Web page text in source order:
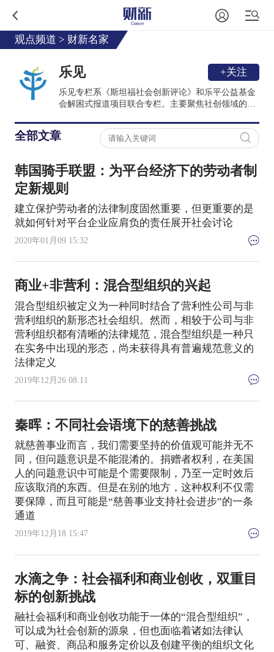
观点频道 > 财新名家
乐见 +关注
乐见专栏系《斯坦福社会创新评论》和乐平公益基金
会解困式报道项目联合专栏。主要聚焦社创领域的前
福大学PACS中心出版，屡获麦琪最佳季刊奖，其中文
版由北京乐平公益基金会于2017年引进中国。《乐见
岛》定位解困式报道，是乐平公益基金会官方公号。
两者共同致力于借鉴全球伙伴先进经验，推动创新思
维的碰撞，构建中国本土化的社创知识体系。
全部文章
韩国骑手联盟：为平台经济下的劳动者制
定新规则
建立保护劳动者的法律制度固然重要，但更重要的是
就如何针对平台企业应肩负的责任展开社会讨论
2020年01月09 15:32
商业+非营利：混合型组织的兴起
混合型组织被定义为一种同时结合了营利性公司与非
营利组织的新形态社会组织。然而，相较于公司与非
营利组织都有清晰的法律规范，混合型组织是一种只
在实务中出现的形态，尚未获得具有普遍规范意义的
法律定义
2019年12月26 08:11
秦晖：不同社会语境下的慈善挑战
就慈善事业而言，我们需要坚持的价值观可能并无不
同，但问题意识是不能混淆的。捐赠者权利，在美国
人的问题意识中可能是个需要限制，乃至一定时效后
应该取消的东西。但是在别的地方，这种权利不仅需
要保障，而且可能是“慈善事业支持社会进步”的一条
通道
2019年12月18 15:47
水滴之争：社会福利和商业创收，双重目
标的创新挑战
融社会福利和商业创收功能于一体的“混合型组织”，
可以成为社会创新的源泉，但也面临着诸如法律认
可、融资、商品和服务定价以及创建平衡的组织文化